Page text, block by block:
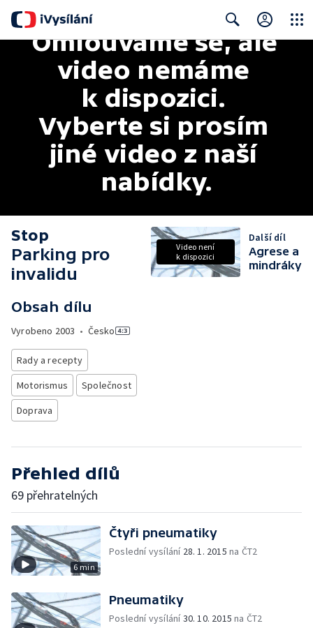
Search
Omlouváme se, ale
video nemáme
k dispozici.
Vyberte si prosím
jiné video z naší
nabídky.
Stop
Parking pro
invalidu
Obsah dílu
Vyrobeno 2003 • Česko
Rady a recepty
Motorismus
Společnost
Doprava
Video není
k dispozici
Další díl
Agrese a
mindráky
Přehled dílů
69 přehratelných
6 min
Čtyři pneumatiky
Poslední vysílání 28. 1. 2015 na ČT2
Pneumatiky
Poslední vysílání30. 10. 2015 na ČT2